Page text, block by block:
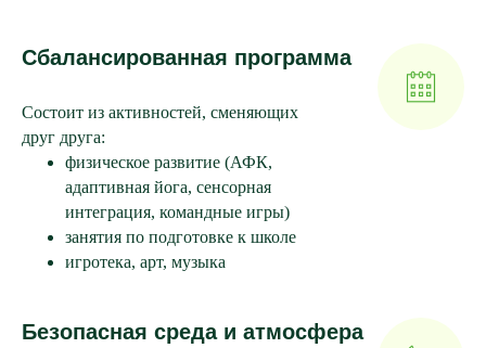
Сбалансированная программа
Состоит из активностей, сменяющих
друг друга:
физическое развитие (АФК,
адаптивная йога, сенсорная
интеграция, командные игры)
занятия по подготовке к школе
игротека, арт, музыка
Безопасная среда и атмосфера